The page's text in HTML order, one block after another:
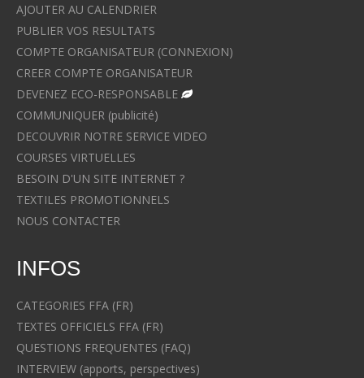
AJOUTER AU CALENDRIER
PUBLIER VOS RESULTATS
COMPTE ORGANISATEUR (CONNEXION)
CREER COMPTE ORGANISATEUR
DEVENEZ ECO-RESPONSABLE
COMMUNIQUER (publicité)
DECOUVRIR NOTRE SERVICE VIDEO
COURSES VIRTUELLES
BESOIN D'UN SITE INTERNET ?
TEXTILES PROMOTIONNELS
NOUS CONTACTER
INFOS
CATEGORIES FFA (FR)
TEXTES OFFICIELS FFA (FR)
QUESTIONS FREQUENTES (FAQ)
INTERVIEW (apports, perspectives)